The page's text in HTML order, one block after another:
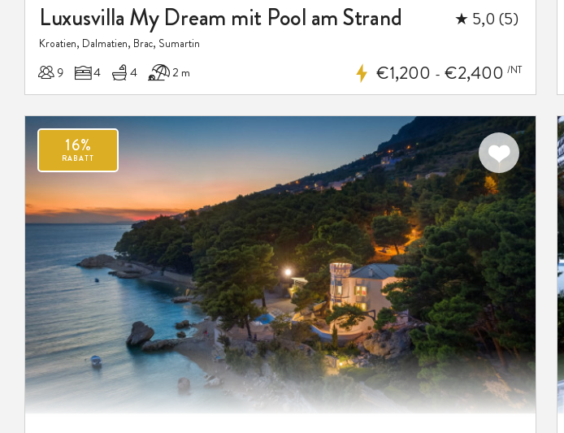
Luxusvilla My Dream mit Pool am Strand ★ 5,0 (5)
Kroatien, Dalmatien, Brac, Sumartin
9 4 4 2 m €1,200 - €2,400 /NT
16%
RABATT